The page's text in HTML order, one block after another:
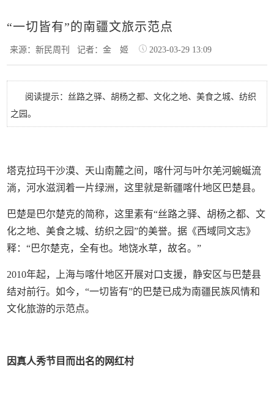
“一切皆有”的南疆文旅示范点
来源：新民周刊记者：金 姬 2023-03-29 13:09
阅读提示：丝路之驿、胡杨之都、文化之地、美食之城、纺织
之园。
塔克拉玛干沙漠、天山南麓之间，喀什河与叶尔羌河蜿蜒流
淌，河水滋润着一片绿洲，这里就是新疆喀什地区巴楚县。
巴楚是巴尔楚克的简称，这里素有“丝路之驿、胡杨之都、文
化之地、美食之城、纺织之园”的美誉。据《西域同文志》
释：“巴尔楚克，全有也。地饶水草，故名。”
2010年起，上海与喀什地区开展对口支援，静安区与巴楚县
结对前行。如今，“一切皆有”的巴楚已成为南疆民族风情和
文化旅游的示范点。
因真人秀节目而出名的网红村